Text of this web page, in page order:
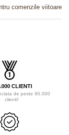
comenzile viitoare
CLIENTI
de peste 90.000
clienti!